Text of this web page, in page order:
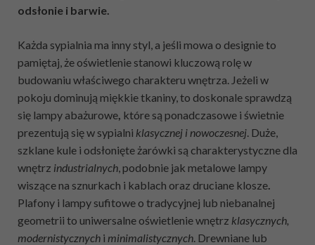
odsłonie i barwie.
Każda sypialnia ma inny styl, a jeśli mowa o designie to
pamiętaj, że oświetlenie stanowi kluczową rolę w
budowaniu właściwego charakteru wnętrza. Jeżeli w
pokoju dominują miękkie tkaniny, to doskonale sprawdzą
się lampy abażurowe które są ponadczasowe i świetnie
prezentują się w sypialni klasycznej i nowoczesnej . Duże,
szklane kule i odsłonięte żarówki są charakterystyczne dla
wnętrz industrialnych , podobnie jak metalowe lampy
wiszące na sznurkach i kablach oraz druciane klosze
Plafony i lampy sufitowe o tradycyjnej lub niebanalnej
geometrii to uniwersalne oświetlenie wnętrz klasycznych,
modernistycznych i minimalistycznych . Drewniane lub